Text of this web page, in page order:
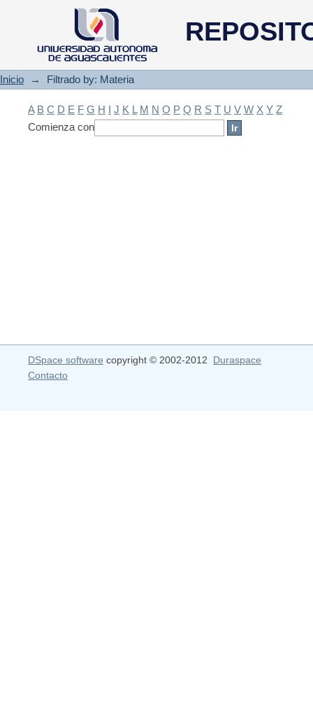
Filtrado by: Materia
Inicio → Filtrado by: Materia
A B C D E F G H I J K L M N O P Q R S T U V W X Y Z
Comienza con
DSpace software copyright © 2002-2012 Duraspace
Contacto